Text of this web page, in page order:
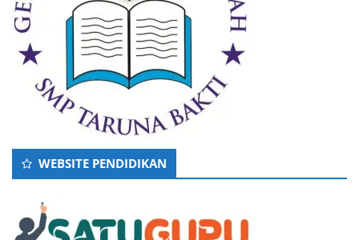
WEBSITE PENDIDIKAN